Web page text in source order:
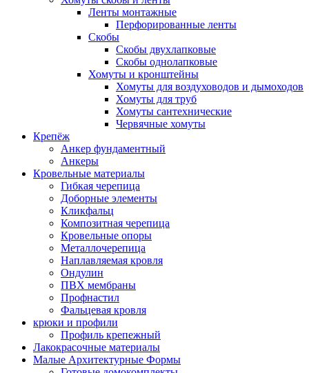
Ленты монтажные
Перфорированные ленты
Скобы
Скобы двухлапковые
Скобы однолапковые
Хомуты и кронштейны
Хомуты для воздуховодов и дымоходов
Хомуты для труб
Хомуты сантехнические
Червячные хомуты
Крепёж
Анкер фундаментный
Анкеры
Кровельные материалы
Гибкая черепица
Доборные элементы
Кликфальц
Композитная черепица
Кровельные опоры
Металлочерепица
Наплавляемая кровля
Ондулин
ПВХ мембраны
Профнастил
Фальцевая кровля
крюки и профили
Профиль крепежный
Лакокрасочные материалы
Малые Архитектурные Формы